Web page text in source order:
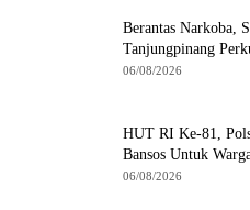
Berantas Narkoba,
Tanjungpinang
06/08/2026
HUT RI Ke-81,
Bansos Untuk
06/08/2026